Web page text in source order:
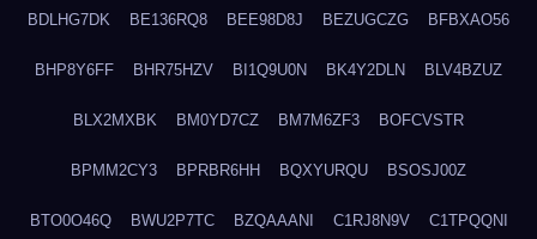
BDLHG7DK BE136RQ8 BEE98D8J BEZUGCZG BFBXAO56
BHP8Y6FF BHR75HZV BI1Q9U0N BK4Y2DLN BLV4BZUZ
BLX2MXBK BM0YD7CZ BM7M6ZF3 BOFCVSTR
BPMM2CY3 BPRBR6HH BQXYURQU BSOSJ00Z
BTO0O46Q BWU2P7TC BZQAAANI C1RJ8N9V C1TPQQNI